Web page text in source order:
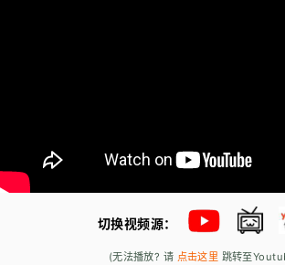
切换视频源：
(无法播放? 请 点击这里 跳转至